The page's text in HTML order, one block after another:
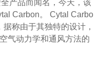
产品而闻名，今天，该
Carbon。 Cytal Carbo
称由于其独特的设计，
气动力学和通风方法的